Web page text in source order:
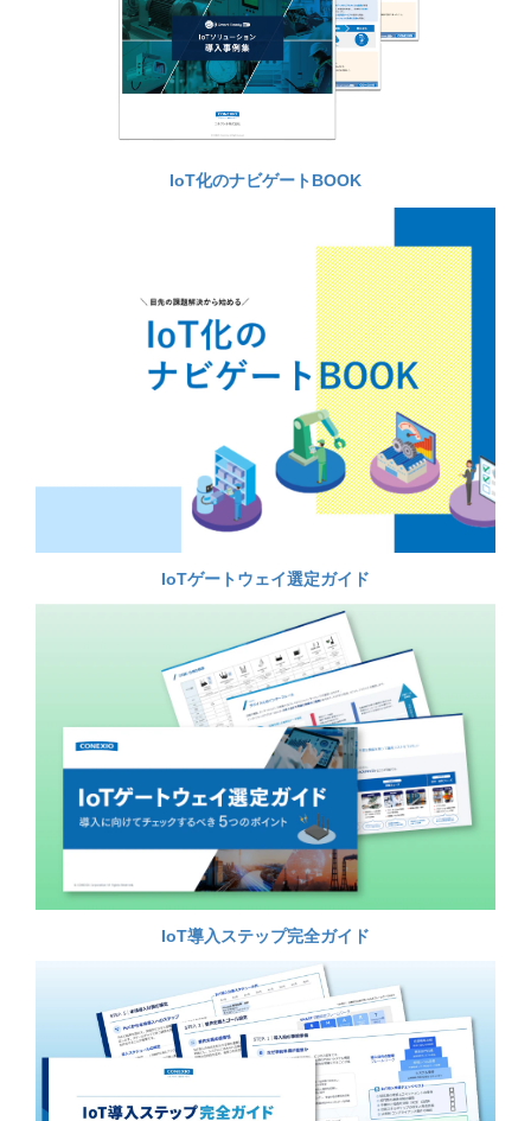
IoT化のナビゲートBOOK
IoTゲートウェイ選定ガイド
IoT導入ステップ完全ガイド